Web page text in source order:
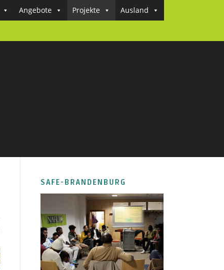
Angebote Projekte Ausland
SAFE-BRANDENBURG